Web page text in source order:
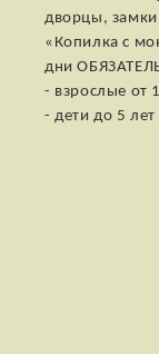
дворцы,
«Копилка с
дни
- взрослые от
- дети до 5 лет